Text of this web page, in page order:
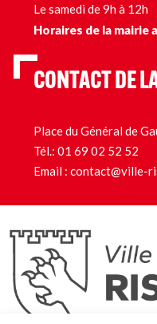
Le samedi de 9h à 12h
Horaires de la mairie
CONTACT DE
Place du Général de
Tél.: 01 69 02 52 52
Email : contact@ville-